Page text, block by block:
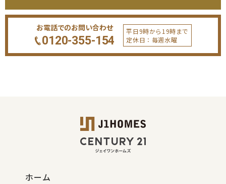
お電話でのお問い合わせ
0120-355-154
平日9時から19時まで
定休日：毎週水曜
ホーム